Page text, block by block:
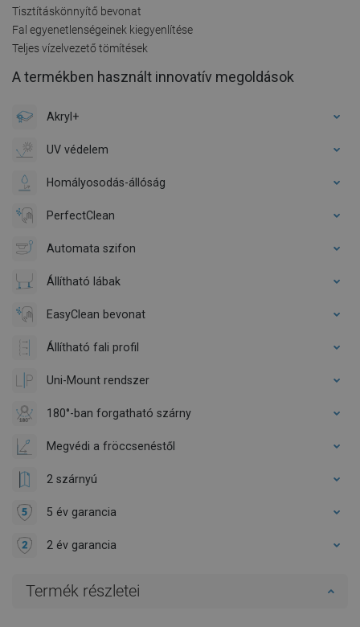
Tisztításkönnyítő bevonat
Fal egyenetlenségeinek kiegyenlítése
Teljes vízelvezető tömítések
A termékben használt innovatív megoldások
Akryl+
UV védelem
Homályosodás-állóság
PerfectClean
Automata szifon
Állítható lábak
EasyClean bevonat
Állítható fali profil
Uni-Mount rendszer
180°-ban forgatható szárny
Megvédi a fröccsenéstől
2 szárnyú
5 év garancia
2 év garancia
Termék részletei